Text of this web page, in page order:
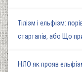
Тілізм і ельфізм:
стартапів, або Що
НЛО як прояв